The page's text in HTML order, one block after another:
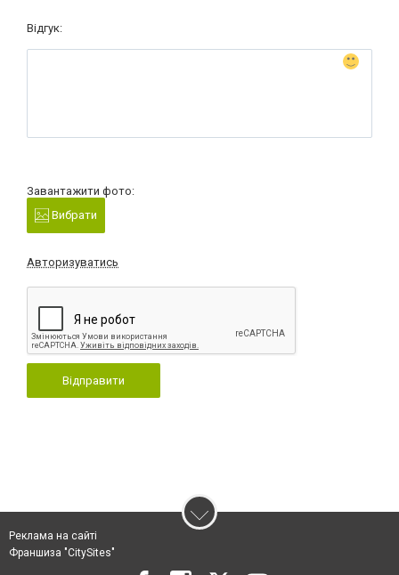
Відгук:
Завантажити фото:
Вибрати
Авторизуватись
Відправити
Реклама на сайті
Франшиза "CitySites"